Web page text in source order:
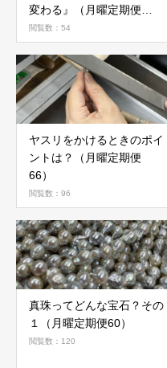
変わる』（月曜定期便
76）
閲覧数：54
ヤスリをかけるときのポイ
ントは？（月曜定期便
66）
閲覧数：96
真珠ってどんな宝石？その
１（月曜定期便60）
閲覧数：120